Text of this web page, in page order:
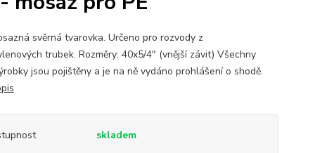
svěrná tvarovka. Určeno pro rozvody z
trubek. Rozměry: 40x5/4" (vnější závit) Všechny
jsou pojištěny a je na ně vydáno prohlášení o shodě.
skladem